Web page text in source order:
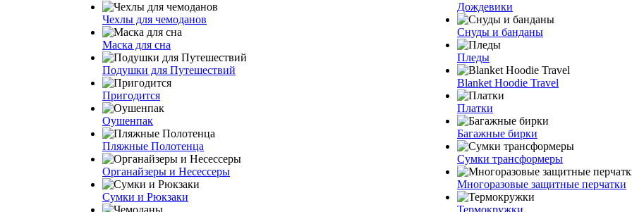
Чехлы для чемоданов
Маска для сна
Подушки для Путешествий
Пригодится
Оушенпак
Пляжные Полотенца
Органайзеры и Несессеры
Сумки и Рюкзаки
Дождевики
Снуды и банданы
Пледы
Blanket Hoodie Travel
Платки
Багажные бирки
Сумки трансформеры
Многоразовые защитные перчатки
Термокружки